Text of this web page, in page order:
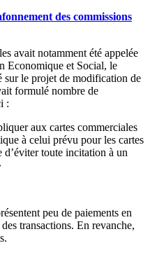
des commissions
avait notamment été appelée
Economique et Social, le
sur le projet de modification de
formulé nombre de
:
aux cartes commerciales
à celui prévu pour les cartes
toute incitation à un
peu de paiements en
transactions. En revanche,